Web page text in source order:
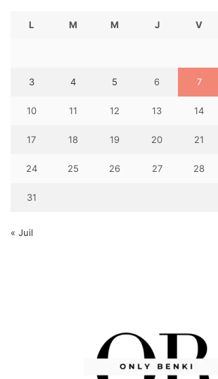
L M M J V
3 4 5 6 7
10 11 12 13 14
17 18 19 20 21
24 25 26 27 28
31
« Juil